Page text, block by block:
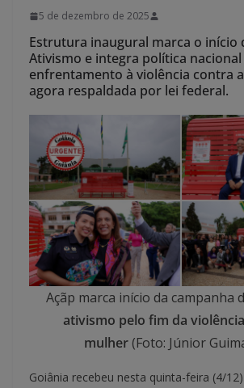
5 de dezembro de 2025
Estrutura inaugural marca o início
Ativismo e integra política
enfrentamento à violência contra
agora respaldada por lei federal.
Açãp marca início da campanha
ativismo pelo fim da
mulher(Foto: Júnior
Goiânia recebeu nesta quinta-feira (4/